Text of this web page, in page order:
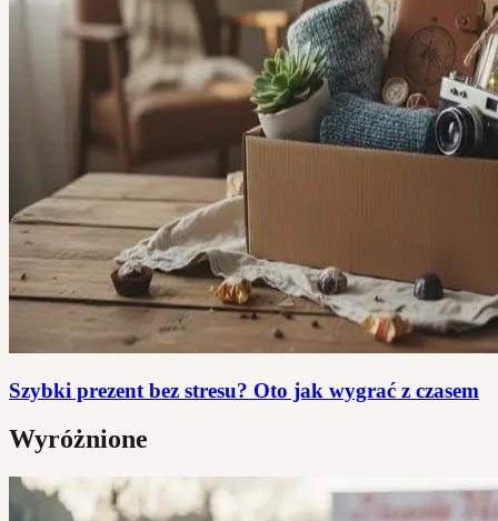
Szybki prezent bez stresu? Oto jak wygrać z czasem
Wyróżnione